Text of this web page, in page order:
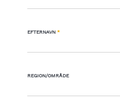
EFTERNAVN *
REGION/OMRÅDE